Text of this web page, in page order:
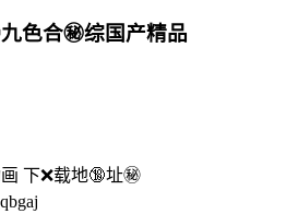
色合㊙️综国产精品
下❌载地🔞址㊙️